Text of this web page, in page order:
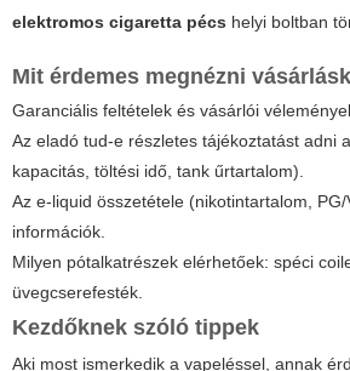
elektromos cigaretta pécs helyi boltban
Mit érdemes megnézni
Garanciális feltételek és vásárlói
Az eladó tud-e részletes tájékoztatást adni
kapacitás, töltési idő, tank űrtartalom).
Az e-liquid összetétele (nikotintartalom,
információk.
Milyen pótalkatrészek elérhetőek: spéci
üvegcserefesték.
Kezdőknek szóló tippek
Aki most ismerkedik a vapeléssel, annak